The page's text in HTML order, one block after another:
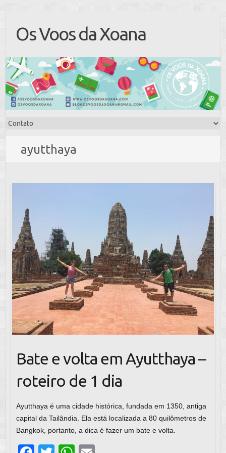
Os Voos da Xoana
ayutthaya
Bate e volta em Ayutthaya –
roteiro de 1 dia
Ayutthaya é uma cidade histórica, fundada em 1350, antiga
capital da Tailândia. Ela está localizada a 80 quilômetros de
Bangkok, portanto, a dica é fazer um bate e volta.